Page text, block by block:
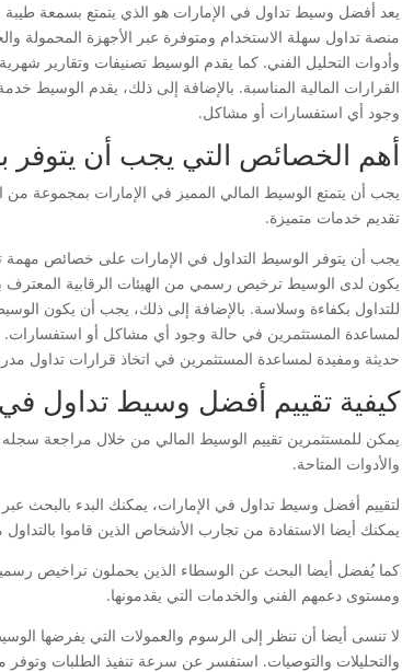
يعد أفضل وسيط تداول في الإمارات هو الذي يتمتع بسمعة
منصة تداول سهلة الاستخدام ومتوفرة عبر الأجهزة المحمولة
وأدوات التحليل الفني. كما يقدم الوسيط تصنيفات وتقارير
القرارات المالية المناسبة. بالإضافة إلى ذلك، يقدم الوسيط
وجود أي استفسارات أو مشاكل.
أهم الخصائص التي يجب أن يتوفر
يجب أن يتمتع الوسيط المالي المميز في الإمارات بمجموعة من
تقديم خدمات متميزة.
يجب أن يتوفر الوسيط التداول في الإمارات على خصائص مهمة
يكون لدى الوسيط ترخيص رسمي من الهيئات الرقابية المعترف
للتداول بكفاءة وسلاسة. بالإضافة إلى ذلك، يجب أن يكون
لمساعدة المستثمرين في حالة وجود أي مشاكل أو استفسارات.
حديثة ومفيدة لمساعدة المستثمرين في اتخاذ قرارات تداول
كيفية تقييم أفضل وسيط تداول في
يمكن للمستثمرين تقييم الوسيط المالي من خلال مراجعة
والأدوات المتاحة.
لتقييم أفضل وسيط تداول في الإمارات، يمكنك البدء بالبحث عبر
يمكنك أيضا الاستفادة من تجارب الأشخاص الذين قاموا
كما يُفضل أيضا البحث عن الوسطاء الذين يحملون تراخيص
ومستوى دعمهم الفني والخدمات التي يقدمونها.
لا تنسى أيضا أن تنظر إلى الرسوم والعمولات التي يفرضها
والتحليلات والتوصيات. استفسر عن سرعة تنفيذ الطلبات وتوفر